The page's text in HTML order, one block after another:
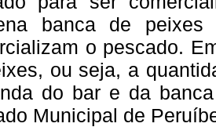
banca de
o pescado.
ou seja, a
do bar e da
Municipal de